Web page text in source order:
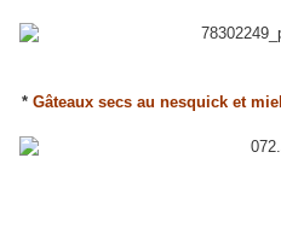
* Gâteaux secs au nesquick et miel